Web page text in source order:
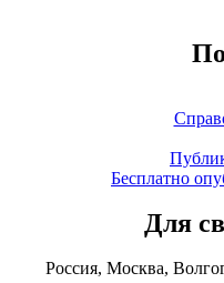
Бесплатно
Для
Россия, Москва,